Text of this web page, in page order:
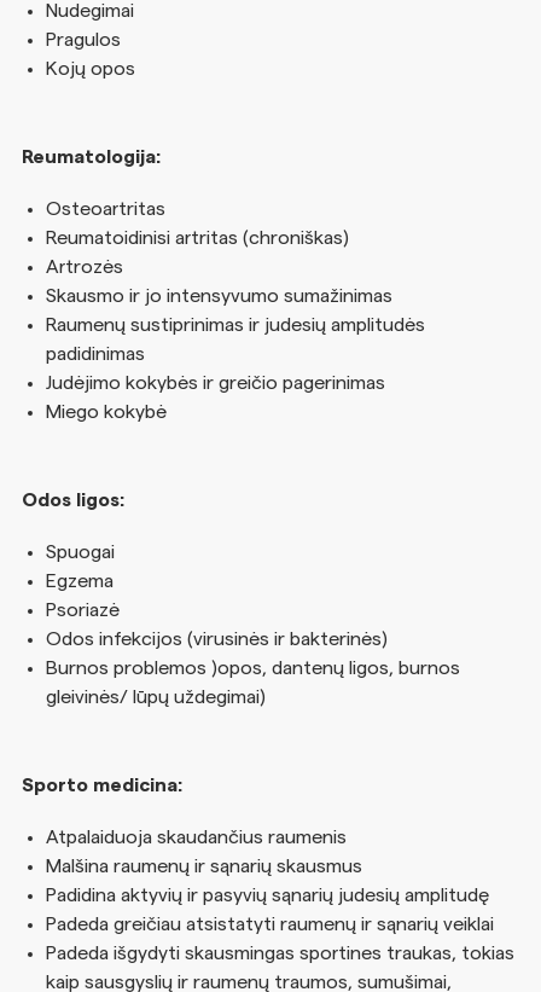
Nudegimai
Pragulos
Kojų opos
Reumatologija:
Osteoartritas
Reumatoidinisi artritas (chroniškas)
Artrozės
Skausmo ir jo intensyvumo sumažinimas
Raumenų sustiprinimas ir judesių amplitudės
padidinimas
Judėjimo kokybės ir greičio pagerinimas
Miego kokybė
Odos ligos:
Spuogai
Egzema
Psoriazė
Odos infekcijos (virusinės ir bakterinės)
Burnos problemos )opos, dantenų ligos, burnos
gleivinės/ lūpų uždegimai)
Sporto medicina:
Atpalaiduoja skaudančius raumenis
Malšina raumenų ir sąnarių skausmus
Padidina aktyvių ir pasyvių sąnarių judesių amplitudę
Padeda greičiau atsistatyti raumenų ir sąnarių veiklai
Padeda išgydyti skausmingas sportines traukas, tokias
kaip sausgyslių ir raumenų traumos, sumušimai,